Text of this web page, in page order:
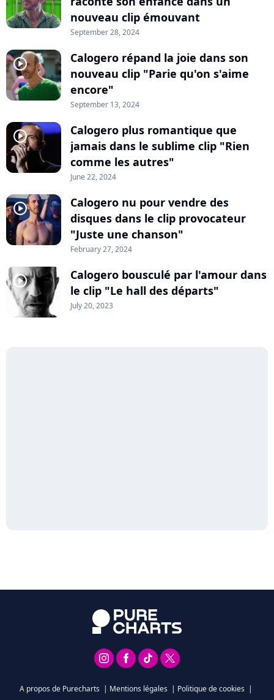
nouveau clip émouvant
September 28, 2024
player2
Calogero répand la joie dans son
nouveau clip "Parie qu'on s'aime
encore"
September 13, 2024
player2
Calogero plus romantique que
jamais dans le sublime clip "Rien
comme les autres"
June 22, 2024
player2
Calogero nu pour vendre des
disques dans le clip provocateur
"Juste une chanson"
February 27, 2024
player2
Calogero bousculé par l'amour dans
le clip "Le hall des départs"
July 20, 2023
A propos de Purecharts | Mentions légales | Politique de cookies |